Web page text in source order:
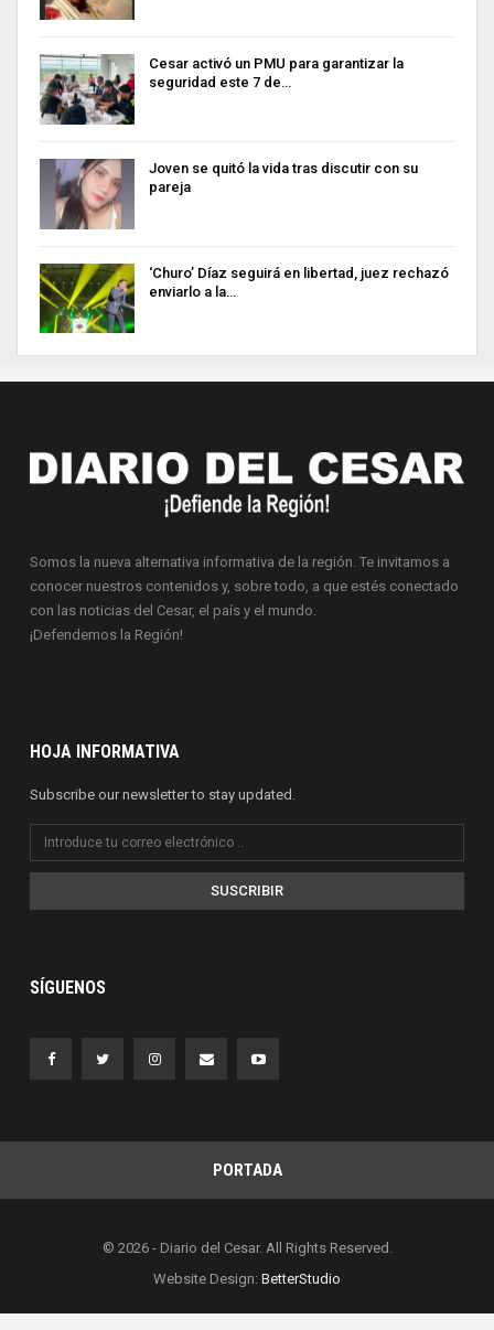
Cesar activó un PMU para garantizar la
seguridad este 7 de…
Joven se quitó la vida tras discutir con su
pareja
‘Churo’ Díaz seguirá en libertad, juez rechazó
enviarlo a la…
Somos la nueva alternativa informativa de la región. Te invitamos a
conocer nuestros contenidos y, sobre todo, a que estés conectado
con las noticias del Cesar, el país y el mundo.
¡Defendemos la Región!
HOJA INFORMATIVA
Subscribe our newsletter to stay updated.
SUSCRIBIR
SÍGUENOS
PORTADA
© 2026 - Diario del Cesar. All Rights Reserved.
Website Design: BetterStudio